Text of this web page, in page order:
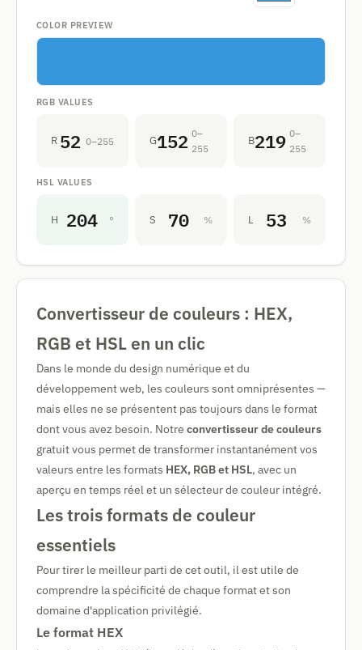
COLOR PREVIEW
RGB VALUES
R 52 0–255 G152 0–
255
B219 0–
255
HSL VALUES
H 204 ° S 70 % L 53 %
Convertisseur de couleurs : HEX,
RGB et HSL en un clic
Dans le monde du design numérique et du
développement web, les couleurs sont omniprésentes —
mais elles ne se présentent pas toujours dans le format
dont vous avez besoin. Notre convertisseur de couleurs
gratuit vous permet de transformer instantanément vos
valeurs entre les formats HEX, RGB et HSL, avec un
aperçu en temps réel et un sélecteur de couleur intégré.
Les trois formats de couleur
essentiels
Pour tirer le meilleur parti de cet outil, il est utile de
comprendre la spécificité de chaque format et son
domaine d'application privilégié.
Le format HEX